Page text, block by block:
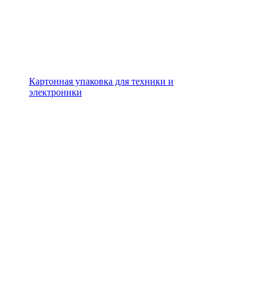
Картонная упаковка для техники и
электроники